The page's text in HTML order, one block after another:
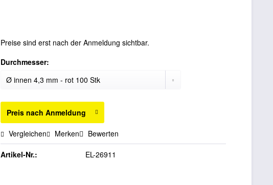
Preise sind erst nach der Anmeldung sichtbar.
Durchmesser:
Preis nach Anmeldung
Vergleichen Merken Bewerten
Artikel-Nr.: EL-26911